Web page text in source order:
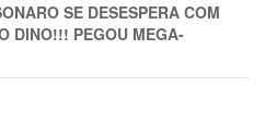
SE DESESPERA COM
DINO!!! PEGOU MEGA-